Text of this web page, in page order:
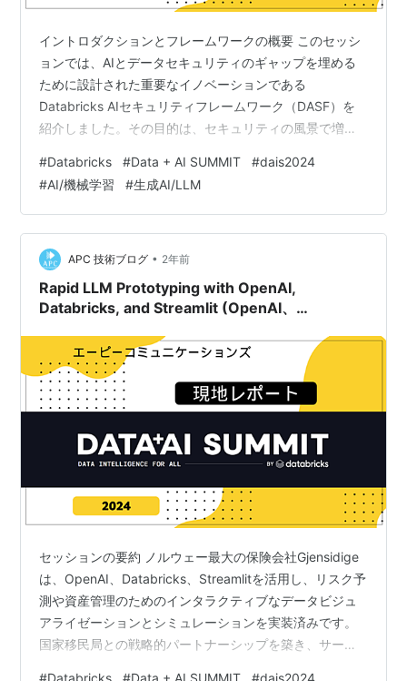
イントロダクションとフレームワークの概要 このセッシ
ョンでは、AIとデータセキュリティのギャップを埋める
ために設計された重要なイノベーションである
Databricks AIセキュリティフレームワーク（DASF）を
紹介しました。その目的は、セキュリティの風景で増え
ールを装備させることです。このセクションでは、DASF
がビジネスのAI実践を保護することに専念する戦略的か
つ包括的なフレームワークとしてどのように機能するか
を概説しました。 議論は、AIセキュリティの現在の風景
の分析から始まり、これらのリスクに対処する
Databricksの積極的な対策が…
#Databricks #Data + AI SUMMIT #dais2024
#AI/機械学習 #生成AI/LLM
APC 技術ブログ • 2年前
Rapid LLM Prototyping with OpenAI,
Databricks, and Streamlit (OpenAI、
LLMプロトタイピング(試作づくり))
セッションの要約 ノルウェー最大の保険会社Gjensidige
は、OpenAI、Databricks、Streamlitを活用し、リスク予
測や資産管理のためのインタラクティブなデータビジュ
アライゼーションとシミュレーションを実装済みです。
国家移民局との戦略的パートナーシップを築き、サービ
#Databricks #Data + AI SUMMIT #dais2024